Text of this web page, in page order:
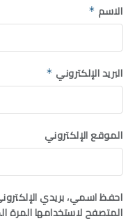
الاسم *
البريد الإلكتروني *
الموقع الإلكتروني
احفظ اسمي، بريدي
المتصفح لاستخدامها المرة